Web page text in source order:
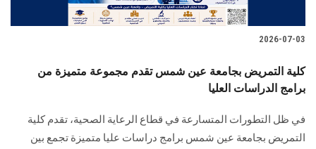
الدراسات العليا
الزائـرون
2026-07-03
كلية التمريض بجامعة عين شمس تقدم مجموعة متميزة من
برامج الدراسات العليا
في ظل التطورات المتسارعة في قطاع الرعاية الصحية، تقدم كلية
التمريض بجامعة عين شمس برامج دراسات عليا متميزة تجمع بين